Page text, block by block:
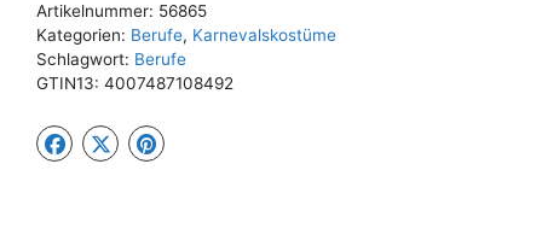
Artikelnummer: 56865
Kategorien: Berufe, Karnevalskostüme
Schlagwort: Berufe
GTIN13: 4007487108492